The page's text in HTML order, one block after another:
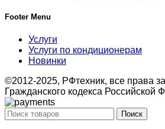
Footer Menu
Услуги
Услуги по кондиционерам
Новинки
©2012-2025, РФтехник, все права
Гражданского кодекса
Поиск